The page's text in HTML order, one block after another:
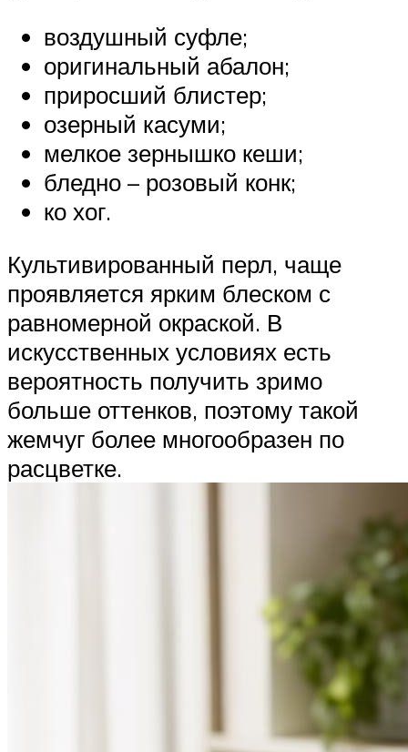
воздушный суфле;
оригинальный абалон;
приросший блистер;
озерный касуми;
мелкое зернышко кеши;
бледно – розовый конк;
ко хог.
Культивированный перл, чаще
проявляется ярким блеском с
равномерной окраской. В
искусственных условиях есть
вероятность получить зримо
больше оттенков, поэтому такой
жемчуг более многообразен по
расцветке.